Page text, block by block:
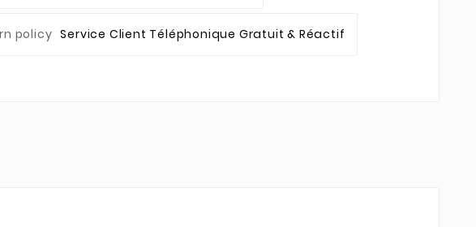
Service Client Téléphonique Gratuit & Réactif